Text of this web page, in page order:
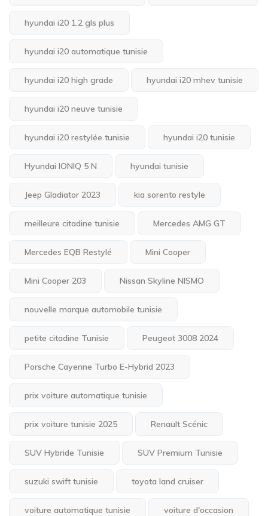
hyundai i20 1.2 gls plus
hyundai i20 automatique tunisie
hyundai i20 high grade hyundai i20 mhev tunisie
hyundai i20 neuve tunisie
hyundai i20 restylée tunisie hyundai i20 tunisie
Hyundai IONIQ 5 N hyundai tunisie
Jeep Gladiator 2023 kia sorento restyle
meilleure citadine tunisie Mercedes AMG GT
Mercedes EQB Restylé Mini Cooper
Mini Cooper 203 Nissan Skyline NISMO
nouvelle marque automobile tunisie
petite citadine Tunisie Peugeot 3008 2024
Porsche Cayenne Turbo E-Hybrid 2023
prix voiture automatique tunisie
prix voiture tunisie 2025 Renault Scénic
SUV Hybride Tunisie SUV Premium Tunisie
suzuki swift tunisie toyota land cruiser
voiture automatique tunisie voiture d'occasion